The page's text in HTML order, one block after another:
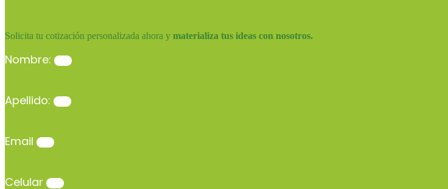
Solicita tu cotización personalizada ahora y materializa tus ideas con nosotros.
Nombre:
Apellido:
Email
Celular